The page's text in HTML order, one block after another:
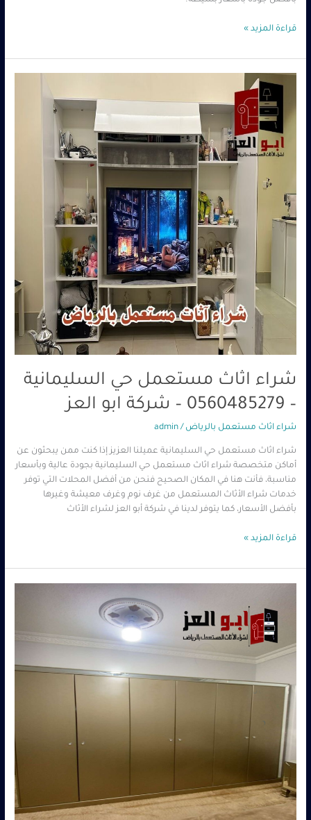
قراءة المزيد »
شراء اثاث مستعمل حي السليمانية
– 0560485279 – شركة ابو العز
شراء اثاث مستعمل بالرياض /
admin
شراء اثاث مستعمل حي السليمانية عميلنا العزيز إذا كنت ممن يبحثون عن
أماكن متخصصة شراء اثاث مستعمل حي السليمانية بجودة عالية وبأسعار
مناسبة، فأنت هنا في المكان الصحيح فنحن من أفضل المحلات التي توفر
خدمات شراء الأثاث المستعمل من غرف نوم وغرف معيشة وغيرها
بأفضل الأسعار، كما يتوفر لدينا في شركة أبو العز لشراء الأثاث
مستعمل
السليمانية
شركة
ابو
العز
قراءة المزيد »
مستعمل
بالرياض
حي
0560485279
شركة
العز